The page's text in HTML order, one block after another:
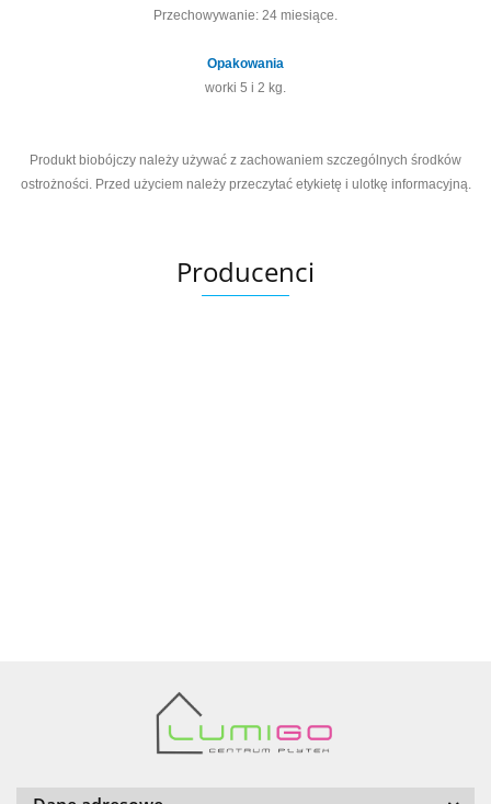
Przechowywanie: 24 miesiące.
Opakowania
worki 5 i 2 kg.
Produkt biobójczy należy używać z zachowaniem szczególnych środków
ostrożności. Przed użyciem należy przeczytać etykietę i ulotkę informacyjną.
Producenci
Barwolf